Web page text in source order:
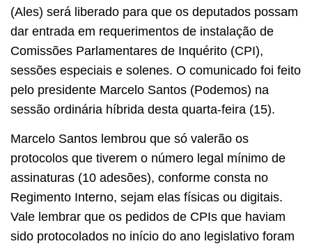
(Ales) será liberado para que os deputados possam
dar entrada em requerimentos de instalação de
Comissões Parlamentares de Inquérito (CPI),
sessões especiais e solenes. O comunicado foi feito
pelo presidente Marcelo Santos (Podemos) na
sessão ordinária híbrida desta quarta-feira (15).
Marcelo Santos lembrou que só valerão os
protocolos que tiverem o número legal mínimo de
assinaturas (10 adesões), conforme consta no
Regimento Interno, sejam elas físicas ou digitais.
Vale lembrar que os pedidos de CPIs que haviam
sido protocolados no início do ano legislativo foram